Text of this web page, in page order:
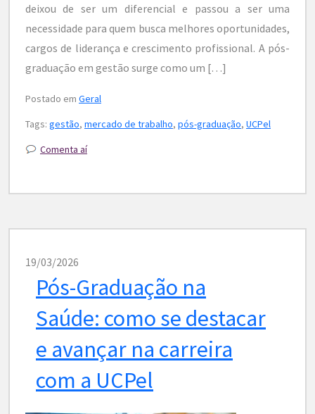
deixou de ser um diferencial e passou a ser uma
necessidade para quem busca melhores oportunidades,
cargos de liderança e crescimento profissional. A pós-
graduação em gestão surge como um […]
Postado em Geral
Tags: gestão, mercado de trabalho, pós-graduação, UCPel
Comenta aí
19/03/2026
Pós-Graduação na
Saúde: como se destacar
e avançar na carreira
com a UCPel